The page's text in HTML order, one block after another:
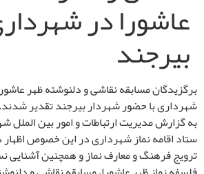
عاشورا در
بیرجند
برگزیدگان مسابقه نقاشی و دلنوشته ظهر
شهرداری با حضور شهردار بیرجند تقدیر شدند.
به گزارش مدیریت ارتباطات و امور بین الملل
ستاد اقامه نماز شهرداری در این خصوص
ترویج فرهنگ و معارف نماز و همچنین آشنایی